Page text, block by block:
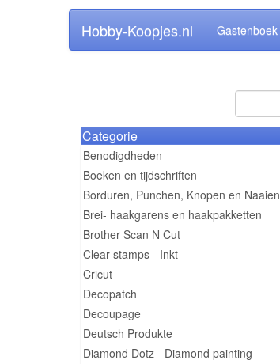
Hobby-Koopjes.nl Gastenboek
Categorie
Benodigdheden
Boeken en tijdschriften
Borduren, Punchen, Knopen en Naaien
Brei- haakgarens en haakpakketten
Brother Scan N Cut
Clear stamps - Inkt
Cricut
Decopatch
Decoupage
Deutsch Produkte
Diamond Dotz - Diamond painting